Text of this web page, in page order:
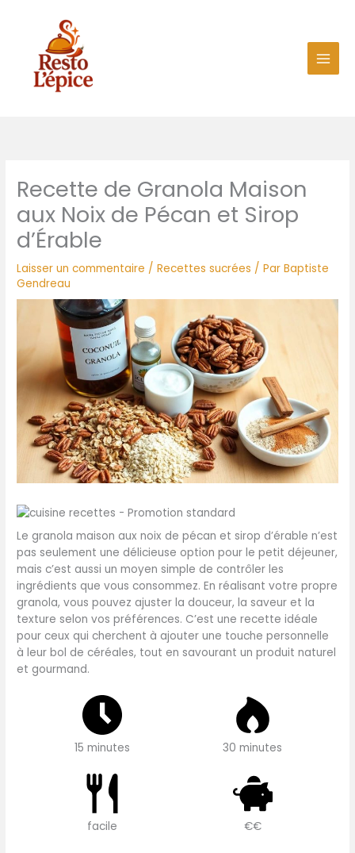
Recette de Granola Maison
aux Noix de Pécan et Sirop
d’Érable
Laisser un commentaire /Recettes sucrées / ParBaptiste
Gendreau
Le granola maison aux noix de pécan et sirop d’érable n’est
pas seulement une délicieuse option pour le petit déjeuner,
mais c’est aussi un moyen simple de contrôler les
ingrédients que vous consommez. En réalisant votre propre
granola, vous pouvez ajuster la douceur, la saveur et la
texture selon vos préférences. C’est une recette idéale
pour ceux qui cherchent à ajouter une touche personnelle
à leur bol de céréales, tout en savourant un produit naturel
et gourmand.
15 minutes 30 minutes
facile €€